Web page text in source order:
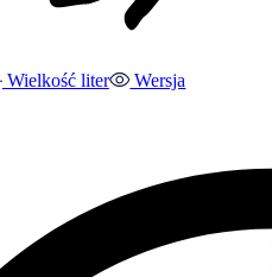
Wielkość liter
Wersja